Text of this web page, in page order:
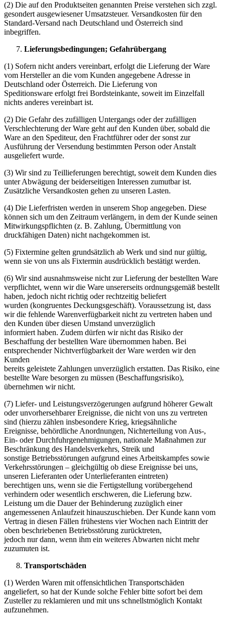
(2) Die auf den Produktseiten genannten Preise verstehen sich zzgl.
gesondert ausgewiesener Umsatzsteuer. Versandkosten für den
Standard-Versand nach Deutschland und Österreich sind
inbegriffen.
Lieferungsbedingungen; Gefahrübergang
(1) Sofern nicht anders vereinbart, erfolgt die Lieferung der Ware
vom Hersteller an die vom Kunden angegebene Adresse in
Deutschland oder Österreich. Die Lieferung von
Speditionsware erfolgt frei Bordsteinkante, soweit im Einzelfall
nichts anderes vereinbart ist.
(2) Die Gefahr des zufälligen Untergangs oder der zufälligen
Verschlechterung der Ware geht auf den Kunden über, sobald die
Ware an den Spediteur, den Frachtführer oder der sonst zur
Ausführung der Versendung bestimmten Person oder Anstalt
ausgeliefert wurde.
(3) Wir sind zu Teillieferungen berechtigt, soweit dem Kunden dies
unter Abwägung der beiderseitigen Interessen zumutbar ist.
Zusätzliche Versandkosten gehen zu unseren Lasten.
(4) Die Lieferfristen werden in unserem Shop angegeben. Diese
können sich um den Zeitraum verlängern, in dem der Kunde seinen
Mitwirkungspflichten (z. B. Zahlung, Übermittlung von
druckfähigen Daten) nicht nachgekommen ist.
(5) Fixtermine gelten grundsätzlich ab Werk und sind nur gültig,
wenn sie von uns als Fixtermin ausdrücklich bestätigt werden.
(6) Wir sind ausnahmsweise nicht zur Lieferung der bestellten Ware
verpflichtet, wenn wir die Ware unsererseits ordnungsgemäß bestellt
haben, jedoch nicht richtig oder rechtzeitig beliefert
wurden (kongruentes Deckungsgeschäft). Voraussetzung ist, dass
wir die fehlende Warenverfügbarkeit nicht zu vertreten haben und
den Kunden über diesen Umstand unverzüglich
informiert haben. Zudem dürfen wir nicht das Risiko der
Beschaffung der bestellten Ware übernommen haben. Bei
entsprechender Nichtverfügbarkeit der Ware werden wir den
Kunden
bereits geleistete Zahlungen unverzüglich erstatten. Das Risiko, eine
bestellte Ware besorgen zu müssen (Beschaffungsrisiko),
übernehmen wir nicht.
(7) Liefer- und Leistungsverzögerungen aufgrund höherer Gewalt
oder unvorhersehbarer Ereignisse, die nicht von uns zu vertreten
sind (hierzu zählen insbesondere Krieg, kriegsähnliche
Ereignisse, behördliche Anordnungen, Nichterteilung von Aus-,
Ein- oder Durchfuhrgenehmigungen, nationale Maßnahmen zur
Beschränkung des Handelsverkehrs, Streik und
sonstige Betriebsstörungen aufgrund eines Arbeitskampfes sowie
Verkehrsstörungen – gleichgültig ob diese Ereignisse bei uns,
unseren Lieferanten oder Unterlieferanten eintreten)
berechtigen uns, wenn sie die Fertigstellung vorübergehend
verhindern oder wesentlich erschweren, die Lieferung bzw.
Leistung um die Dauer der Behinderung zuzüglich einer
angemessenen Anlaufzeit hinauszuschieben. Der Kunde kann vom
Vertrag in diesen Fällen frühestens vier Wochen nach Eintritt der
oben beschriebenen Betriebsstörung zurücktreten,
jedoch nur dann, wenn ihm ein weiteres Abwarten nicht mehr
zuzumuten ist.
Transportschäden
(1) Werden Waren mit offensichtlichen Transportschäden
angeliefert, so hat der Kunde solche Fehler bitte sofort bei dem
Zusteller zu reklamieren und mit uns schnellstmöglich Kontakt
aufzunehmen.